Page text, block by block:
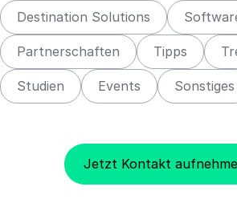
Destination Solutions
Partnerschaften Tipps
Studien Events Sonstiges
Jetzt Kontakt